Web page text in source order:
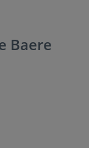
Baere